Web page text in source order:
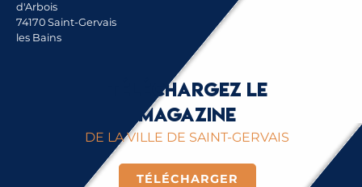
d'Arbois
74170 Saint-Gervais
les Bains
Téléchargez le
magazine
DE LA VILLE DE SAINT-GERVAIS
TÉLÉCHARGER